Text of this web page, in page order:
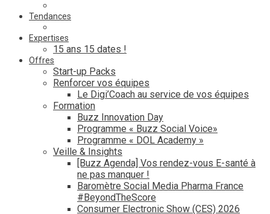
Tendances
Expertises
15 ans 15 dates !
Offres
Start-up Packs
Renforcer vos équipes
Le Digi’Coach au service de vos équipes
Formation
Buzz Innovation Day
Programme « Buzz Social Voice»
Programme « DOL Academy »
Veille & Insights
[Buzz Agenda] Vos rendez-vous E-santé à
ne pas manquer !
Baromètre Social Media Pharma France
#BeyondTheScore
Consumer Electronic Show (CES) 2026